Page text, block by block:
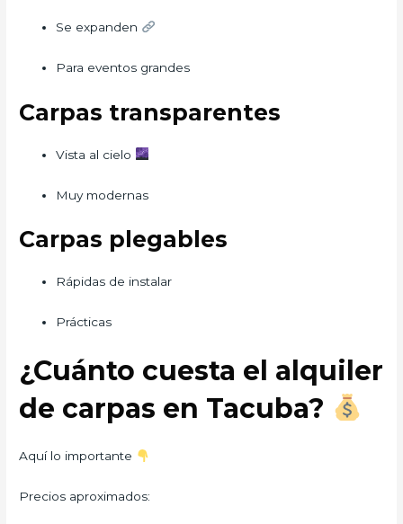
Se expanden
Para eventos grandes
Carpas transparentes
Vista al cielo
Muy modernas
Carpas plegables
Rápidas de instalar
Prácticas
¿Cuánto cuesta el alquiler
de carpas en Tacuba?
Aquí lo importante
Precios aproximados: